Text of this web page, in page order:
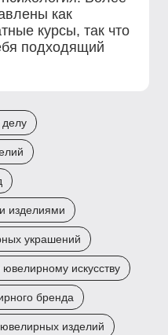
как
курсы, так что
подходящий
изделиями
украшений
искусству
бренда
изделий